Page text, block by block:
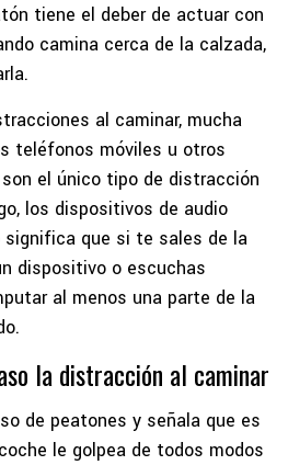
tiene el deber de actuar con
camina cerca de la calzada,
al caminar, mucha
teléfonos móviles u otros
el único tipo de distracción
los dispositivos de audio
que si te sales de la
dispositivo o escuchas
al menos una parte de la
la distracción al caminar
de peatones y señala que es
le golpea de todos modos